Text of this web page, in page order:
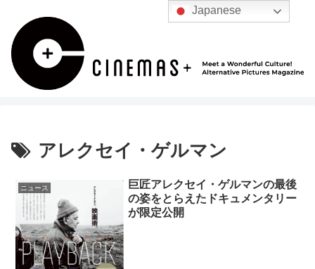
アレクセイ・ゲルマン
ニュース
巨匠アレクセイ・ゲルマンの最後
の姿をとらえたドキュメンタリー
が限定公開
Japanese